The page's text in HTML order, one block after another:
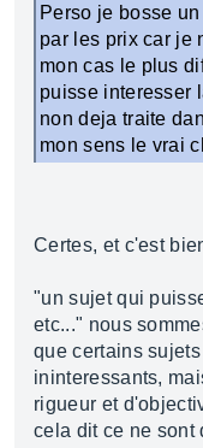
Perso je bosse
par les prix car je
mon cas le plus
puisse interesser
non deja traite
mon sens le vrai
Certes, et c'est
"un sujet qui
etc..." nous
que certains
ininteressants,
rigueur et
cela dit ce ne sont